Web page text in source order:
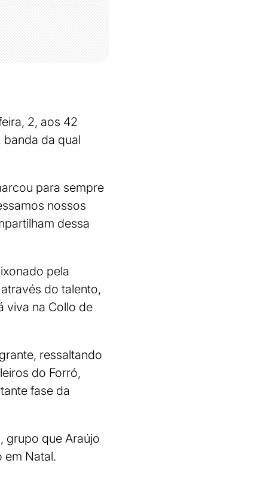
2, aos 42
da qual
para sempre
nossos
dessa
pela
do talento,
viva na Collo de
ressaltando
do Forró,
fase da
grupo que Araújo
em Natal.